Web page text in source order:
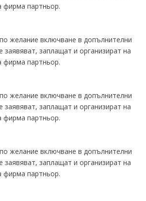
фирма партньор.
желание включване в допълнителни
заявяват, заплащат и организират на
фирма партньор.
желание включване в допълнителни
заявяват, заплащат и организират на
фирма партньор.
желание включване в допълнителни
заявяват, заплащат и организират на
фирма партньор.